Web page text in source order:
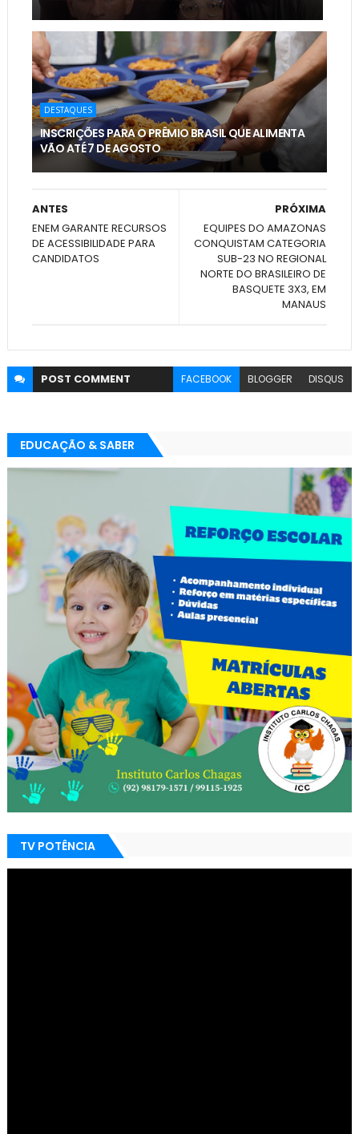
DESTAQUES
INSCRIÇÕES PARA O PRÊMIO BRASIL QUE ALIMENTA
VÃO ATÉ 7 DE AGOSTO
PRÓXIMA
EQUIPES DO AMAZONAS
CONQUISTAM CATEGORIA
SUB-23 NO REGIONAL
NORTE DO BRASILEIRO DE
BASQUETE 3X3, EM
MANAUS
ANTES
ENEM GARANTE RECURSOS
DE ACESSIBILIDADE PARA
CANDIDATOS
POST COMMENT FACEBOOK BLOGGER DISQUS
EDUCAÇÃO & SABER
TV POTÊNCIA